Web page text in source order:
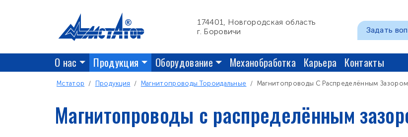
174401, Новгородская область
г. Боровичи
Задать
Основная навигация
О нас Продукция Оборудование Механобработка Карьера Контакты
Строка навигации
Мстатор Продукция Магнитопроводы Тороидальные Магнитопроводы С Распределённым Зазором
Магнитопроводы с распределённым